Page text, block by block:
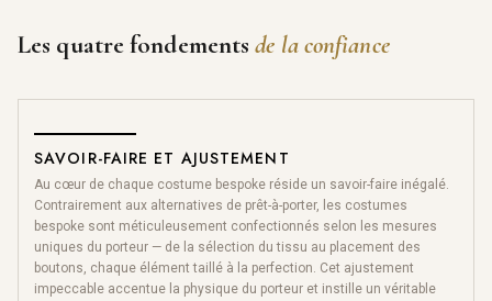
Les quatre fondementsde la confiance
SAVOIR-FAIRE ET AJUSTEMENT
Au cœur de chaque costume bespoke réside un savoir-faire inégalé.
Contrairement aux alternatives de prêt-à-porter, les costumes
bespoke sont méticuleusement confectionnés selon les mesures
uniques du porteur — de la sélection du tissu au placement des
boutons, chaque élément taillé à la perfection. Cet ajustement
impeccable accentue la physique du porteur et instille un véritable